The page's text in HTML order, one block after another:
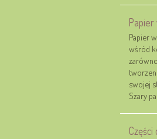
Papier
wśród
swojej
Szary